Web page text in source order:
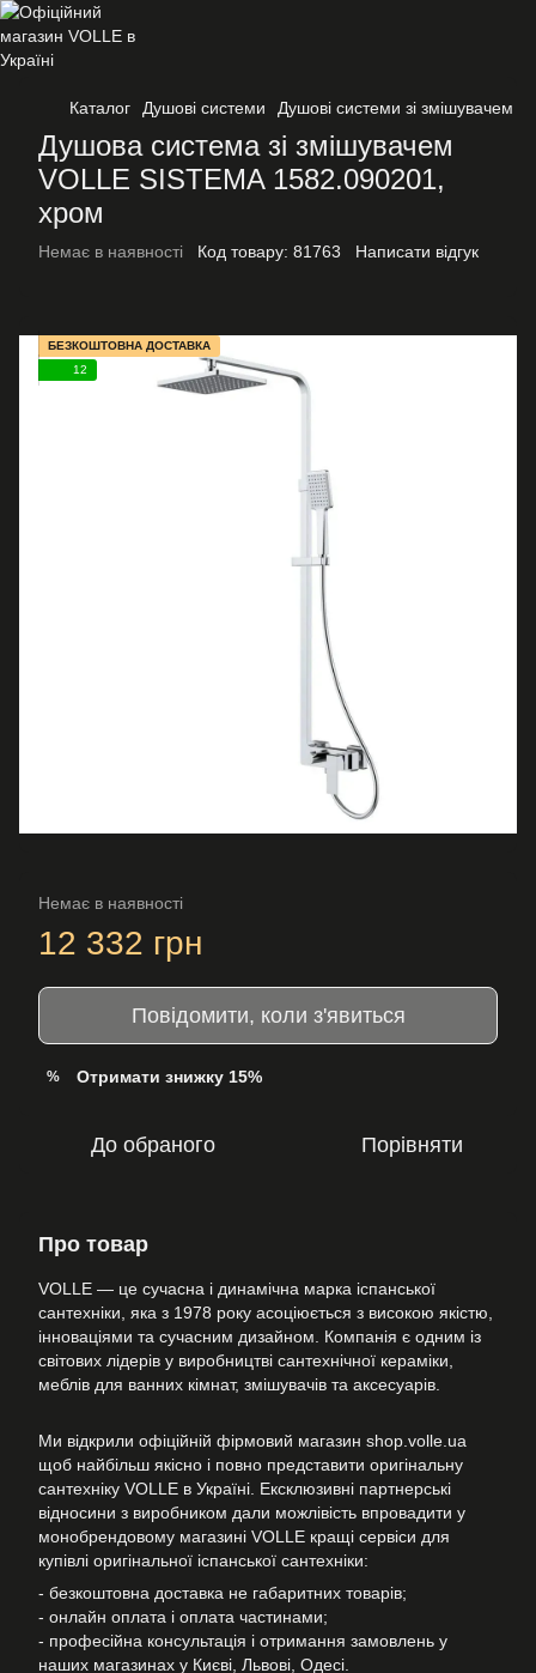
Каталог Душові системи Душові системи зі змішувачем
Душова система зі змішувачем
VOLLE SISTEMA 1582.090201,
хром
Немає в наявності Код товару: 81763 Написати відгук
БЕЗКОШТОВНА ДОСТАВКА
12
Немає в наявності
12 332 грн
Повідомити, коли з'явиться
% Отримати знижку 15%
До обраного Порівняти
Про товар
VOLLE — це сучасна і динамічна марка іспанської
сантехніки, яка з 1978 року асоціюється з високою якістю,
інноваціями та сучасним дизайном. Компанія є одним із
світових лідерів у виробництві сантехнічної кераміки,
меблів для ванних кімнат, змішувачів та аксесуарів.
Ми відкрили офіційній фірмовий магазин shop.volle.ua
щоб найбільш якісно і повно представити оригінальну
сантехніку VOLLE в Україні. Ексклюзивні партнерські
відносини з виробником дали можлівість впровадити у
монобрендовому магазині VOLLE кращі сервіси для
купівлі оригінальної іспанської сантехніки:
- безкоштовна доставка не габаритних товарів;
- онлайн оплата і оплата частинами;
- професійна консультація і отримання замовлень у
наших магазинах у Києві, Львові, Одесі.